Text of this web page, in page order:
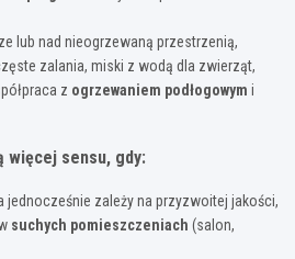
lub nad nieogrzewaną przestrzenią,
zalania, miski z wodą dla zwierząt,
z ogrzewaniem podłogowym i
więcej sensu, gdy:
jednocześnie zależy na przyzwoitej jakości,
suchych pomieszczeniach (salon,